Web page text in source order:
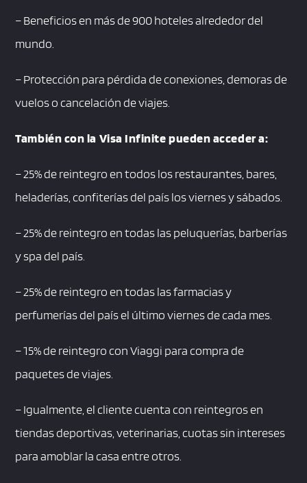
– Beneficios en más de 900 hoteles alrededor del
mundo.
– Protección para pérdida de conexiones, demoras de
vuelos o cancelación de viajes.
También con la Visa Infinite pueden acceder a:
– 25% de reintegro en todos los restaurantes, bares,
heladerías, confiterías del país los viernes y sábados.
– 25% de reintegro en todas las peluquerías, barberías
y spa del país.
– 25% de reintegro en todas las farmacias y
perfumerías del país el último viernes de cada mes.
– 15% de reintegro con Viaggi para compra de
paquetes de viajes.
– Igualmente, el cliente cuenta con reintegros en
tiendas deportivas, veterinarias, cuotas sin intereses
para amoblar la casa entre otros.